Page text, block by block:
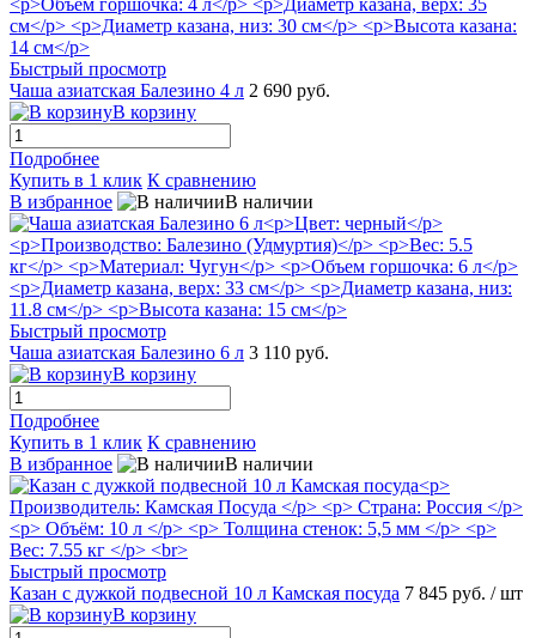
Быстрый просмотр
Чаша азиатская Балезино 4 л 2 690 руб.
В корзину
Подробнее
Купить в 1 клик К сравнению
В избранное
В наличии
Быстрый просмотр
Чаша азиатская Балезино 6 л 3 110 руб.
В корзину
Подробнее
Купить в 1 клик К сравнению
В избранное
В наличии
Быстрый просмотр
Казан с дужкой подвесной 10 л Камская посуда 7 845 руб. / шт
В корзину